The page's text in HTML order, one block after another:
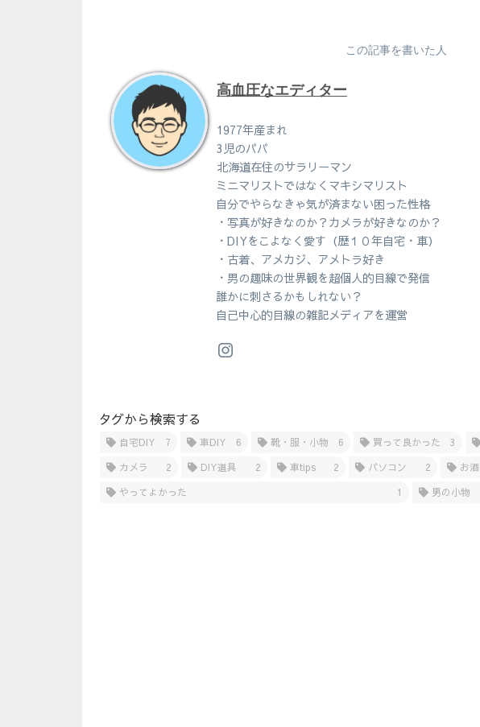
この記事を書いた人
高血圧なエディター
1977年産まれ
3児のパパ
北海道在住のサラリーマン
ミニマリストではなくマキシマリスト
自分でやらなきゃ気が済まない困った性格
・写真が好きなのか？カメラが好きなのか？
・DIYをこよなく愛す（歴１０年自宅・車）
・古着、アメカジ、アメトラ好き
・男の趣味の世界観を超個人的目線で発信
誰かに刺さるかもしれない？
自己中心的目線の雑記メディアを運営
タグから検索する
自宅DIY 7 車DIY 6 靴・服・小物 6 買って良かった 3
カメラ
2 DIY道具 2 車tips 2 パソコン 2 お酒
やってよかった
1 男の小物